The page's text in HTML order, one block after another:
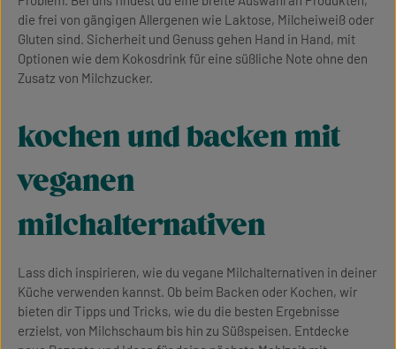
die frei von gängigen Allergenen wie Laktose, Milcheiweiß oder
Gluten sind. Sicherheit und Genuss gehen Hand in Hand, mit
Optionen wie dem Kokosdrink für eine süßliche Note ohne den
Zusatz von Milchzucker.
kochen und backen mit
veganen
milchalternativen
Lass dich inspirieren, wie du vegane Milchalternativen in deiner
Küche verwenden kannst. Ob beim Backen oder Kochen, wir
bieten dir Tipps und Tricks, wie du die besten Ergebnisse
erzielst, von Milchschaum bis hin zu Süßspeisen. Entdecke